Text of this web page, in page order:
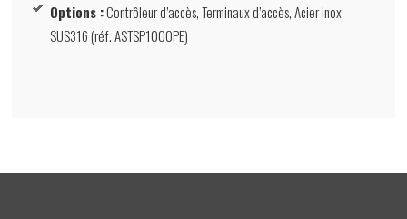
Options :Contrôleur d’accès, Terminaux d’accès, Acier inox
SUS316 (réf. ASTSP1000PE)